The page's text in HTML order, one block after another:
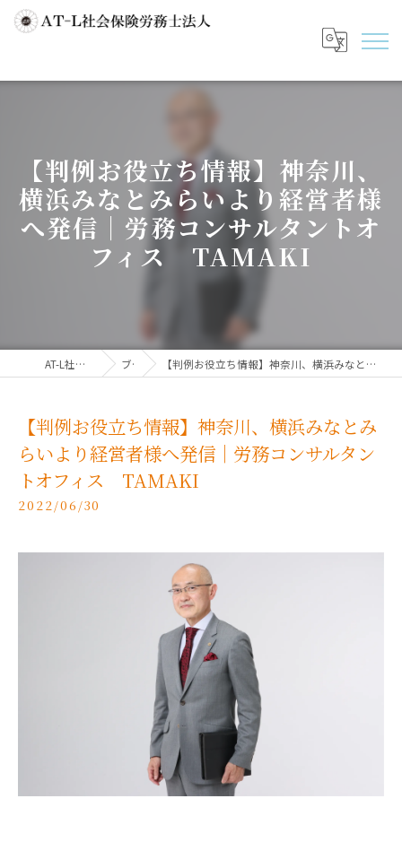
【判例お役立ち情報】神奈川、
横浜みなとみらいより経営者様
へ発信｜労務コンサルタントオ
フィス TAMAKI
AT-L社会保険労務士法人 ブログ 【判例お役立ち情報】神奈川、横浜みなとみらいより経営者様へ発信｜労務コンサルタントオフィス TAMAKI
【判例お役立ち情報】神奈川、横浜みなとみ
らいより経営者様へ発信｜労務コンサルタン
トオフィス TAMAKI
2022/06/30